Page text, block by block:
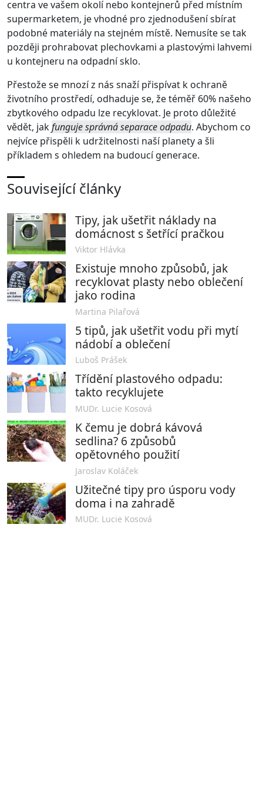
centra ve vašem okolí nebo kontejnerů před místním
supermarketem, je vhodné pro zjednodušení sbírat
podobné materiály na stejném místě. Nemusíte se tak
později prohrabovat plechovkami a plastovými lahvemi
u kontejneru na odpadní sklo.
Přestože se mnozí z nás snaží přispívat k ochraně
životního prostředí, odhaduje se, že téměř 60% našeho
zbytkového odpadu lze recyklovat. Je proto důležité
vědět, jakfunguje správná separace odpadu. Abychom co
nejvíce přispěli k udržitelnosti naší planety a šli
příkladem s ohledem na budoucí generace.
Související články
Tipy, jak ušetřit náklady na
domácnost s šetřící pračkou
Viktor Hlávka
Existuje mnoho způsobů, jak
recyklovat plasty nebo oblečení
jako rodina
Martina Pilařová
5 tipů, jak ušetřit vodu při mytí
nádobí a oblečení
Luboš Prášek
Třídění plastového odpadu:
takto recyklujete
MUDr. Lucie Kosová
K čemu je dobrá kávová
sedlina? 6 způsobů
opětovného použití
Jaroslav Koláček
Užitečné tipy pro úsporu vody
doma i na zahradě
MUDr. Lucie Kosová